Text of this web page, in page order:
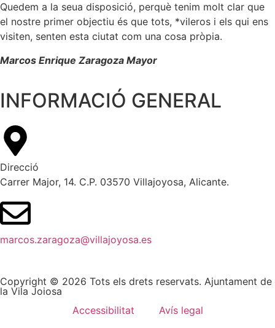
Quedem a la seua disposició, perquè tenim molt clar que
el nostre primer objectiu és que tots, *vileros i els qui ens
visiten, senten esta ciutat com una cosa pròpia.
Marcos Enrique Zaragoza Mayor
INFORMACIÓ GENERAL
Direcció
Carrer Major, 14. C.P. 03570 Villajoyosa, Alicante.
marcos.zaragoza@villajoyosa.es
Copyright © 2026 Tots els drets reservats. Ajuntament de
la Vila Joiosa
Accessibilitat
Avís legal